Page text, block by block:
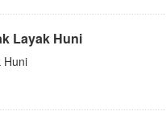
Layak Huni
Huni